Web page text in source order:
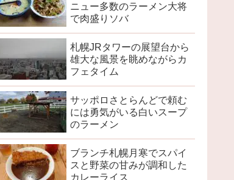
ニュー多数のラーメン大将
で肉盛りソバ
札幌JRタワーの展望台から
雄大な風景を眺めながらカ
フェタイム
サッポロさとらんどで頼む
には勇気がいる白いスープ
のラーメン
ブランチ札幌月寒でスパイ
スと野菜の甘みが調和した
カレーライス